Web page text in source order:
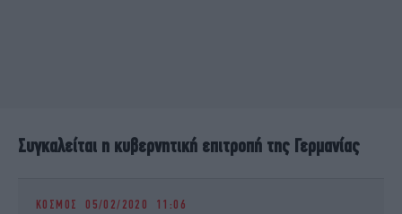
Συγκαλείται η κυβερνητική επιτροπή της Γερμανίας
ΚΟΣΜΟΣ 05/02/2020 11:06